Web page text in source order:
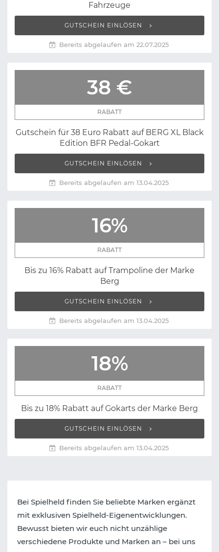
Fahrzeuge
GUTSCHEIN EINLÖSEN
Bereits abgelaufen am 22.07.2025
38 €
RABATT
Gutschein für 38 Euro Rabatt auf BERG XL Black
Edition BFR Pedal-Gokart
GUTSCHEIN EINLÖSEN
Bereits abgelaufen am 13.04.2025
16%
RABATT
Bis zu 16% Rabatt auf Trampoline der Marke
Berg
GUTSCHEIN EINLÖSEN
Bereits abgelaufen am 13.04.2025
18%
RABATT
Bis zu 18% Rabatt auf Gokarts der Marke Berg
GUTSCHEIN EINLÖSEN
Bereits abgelaufen am 13.04.2025
Bei Spielheld finden Sie beliebte Marken ergänzt
mit exklusiven Spielheld-Eigenentwicklungen.
Bewusst bieten wir euch nicht unzählige
verschiedene Produkte und Marken an – bei uns